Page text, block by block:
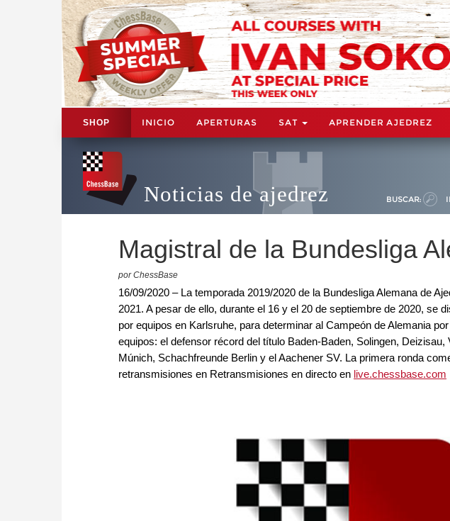
SHOP INICIO APERTURAS SAT APRENDER AJEDREZ
Noticias de ajedrez BUSCAR:
Magistral de la Bundesliga
por ChessBase
16/09/2020 – La temporada 2019/2020 de la Bundesliga Alemana de
2021. A pesar de ello, durante el 16 y el 20 de septiembre de 2020, se
por equipos en Karlsruhe, para determinar al Campeón de Alemania
equipos: el defensor récord del título Baden-Baden, Solingen,
Múnich, Schachfreunde Berlin y el Aachener SV. La primera ronda
retransmisiones en Retransmisiones en directo en live.chessbase.com